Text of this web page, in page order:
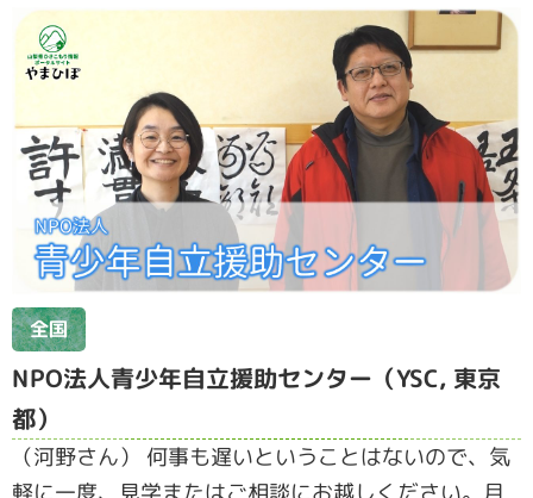
全国
NPO法人青少年自立援助センター（YSC, 東京
都）
（河野さん） 何事も遅いということはないので、気